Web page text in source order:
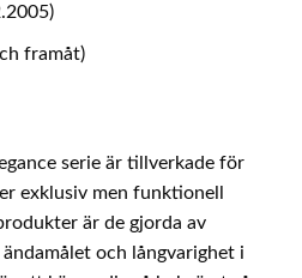
framåt)
serie är tillverkade för
exklusiv men funktionell
är de gjorda av
och långvarighet i